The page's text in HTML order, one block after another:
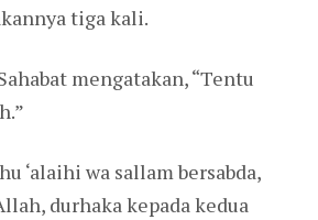
tiga kali.
mengatakan, “Tentu
‘alaihi wa sallam bersabda,
durhaka kepada kedua